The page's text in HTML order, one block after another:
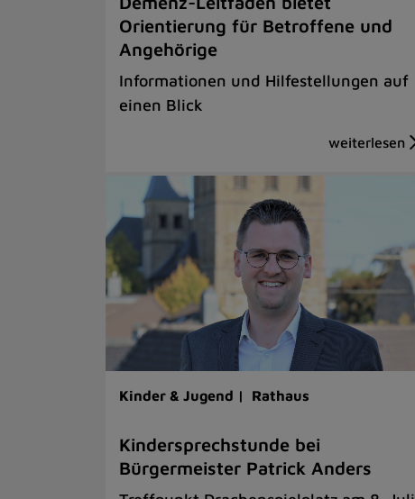
Orientierung für Betroffene und
Angehörige
Informationen und Hilfestellungen auf
einen Blick
Kinder & Jugend | Rathaus
Kindersprechstunde bei
Bürgermeister Patrick Anders